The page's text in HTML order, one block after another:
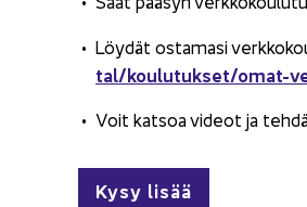
Löy­dät os­ta­ma­si
tal/kou­lu­tuk­set/omat-​
Voit kat­soa vi­deot ja
Kysy lisää